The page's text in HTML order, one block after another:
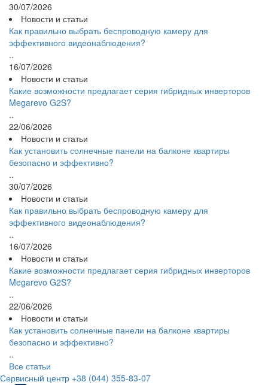
30/07/2026
Новости и статьи
Как правильно выбрать беспроводную камеру для
эффективного видеонаблюдения?
..
16/07/2026
Новости и статьи
Какие возможности предлагает серия гибридных инверторов
Megarevo G2S?
..
22/06/2026
Новости и статьи
Как установить солнечные панели на балконе квартиры
безопасно и эффективно?
..
30/07/2026
Новости и статьи
Как правильно выбрать беспроводную камеру для
эффективного видеонаблюдения?
..
16/07/2026
Новости и статьи
Какие возможности предлагает серия гибридных инверторов
Megarevo G2S?
..
22/06/2026
Новости и статьи
Как установить солнечные панели на балконе квартиры
безопасно и эффективно?
..
Все статьи
Сервисный центр +38 (044) 355-83-07